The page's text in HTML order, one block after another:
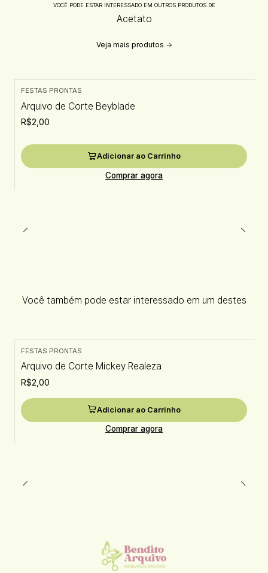
VOCÊ PODE ESTAR INTERESSADO EM OUTROS PRODUTOS DE
Acetato
Veja mais produtos
FESTAS PRONTAS
Arquivo de Corte Beyblade
R$2,00
Adicionar ao Carrinho
Comprar agora
Você também pode estar interessado em um destes
FESTAS PRONTAS
Arquivo de Corte Mickey Realeza
R$2,00
Adicionar ao Carrinho
Comprar agora